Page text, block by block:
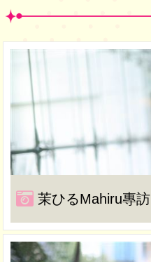
茉ひるMahiru專訪